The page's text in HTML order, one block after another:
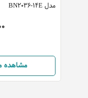
مدل BN2036-14E